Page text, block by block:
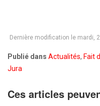
Dernière modification le mardi,
Publié dans Actualités, Fait
Jura
Ces articles